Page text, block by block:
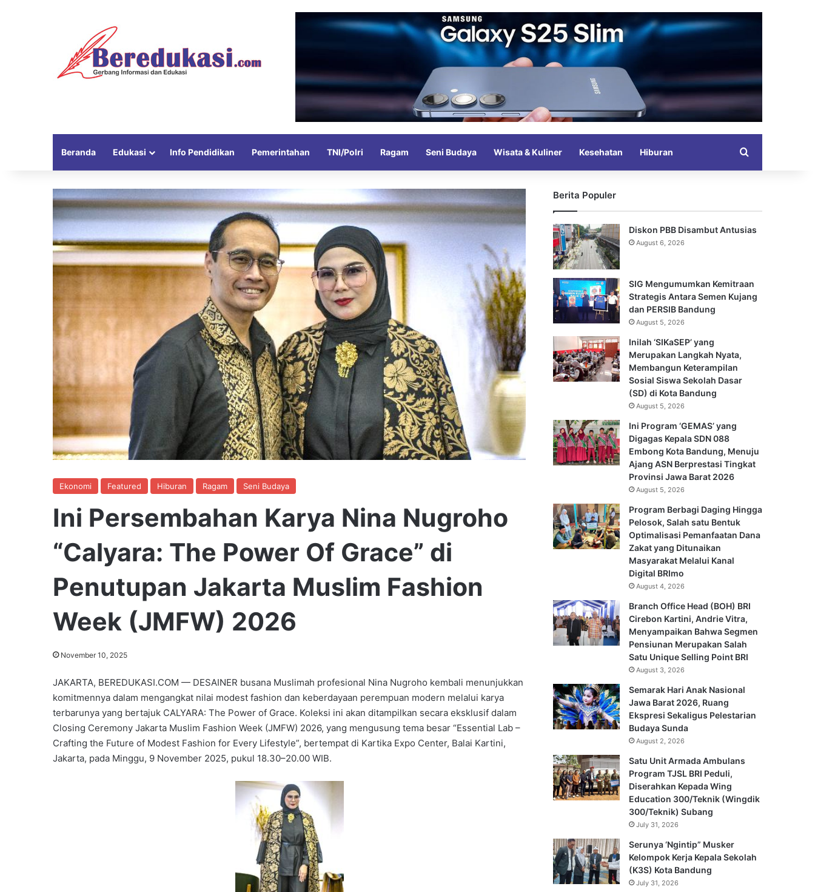
Beranda Edukasi Info Pendidikan Pemerintahan TNI/Polri Ragam Seni Budaya Wisata & Kuliner Kesehatan Hiburan
Ekonomi Featured Hiburan Ragam Seni Budaya
Ini Persembahan Karya Nina Nugroho
“Calyara: The Power Of Grace” di
Penutupan Jakarta Muslim Fashion
Week (JMFW) 2026
November 10, 2025
JAKARTA, BEREDUKASI.COM — DESAINER busana Muslimah profesional Nina Nugroho kembali menunjukkan
komitmennya dalam mengangkat nilai modest fashion dan keberdayaan perempuan modern melalui karya
terbarunya yang bertajuk CALYARA: The Power of Grace. Koleksi ini akan ditampilkan secara eksklusif dalam
Closing Ceremony Jakarta Muslim Fashion Week (JMFW) 2026, yang mengusung tema besar “Essential Lab –
Crafting the Future of Modest Fashion for Every Lifestyle”, bertempat di Kartika Expo Center, Balai Kartini,
Jakarta, pada Minggu, 9 November 2025, pukul 18.30–20.00 WIB.
Berita Populer
Diskon PBB Disambut Antusias
August 6, 2026
SIG Mengumumkan Kemitraan
Strategis Antara Semen Kujang
dan PERSIB Bandung
August 5, 2026
Inilah ‘SIKaSEP’ yang
Merupakan Langkah Nyata,
Membangun Keterampilan
Sosial Siswa Sekolah Dasar
(SD) di Kota Bandung
August 5, 2026
Ini Program ‘GEMAS’ yang
Digagas Kepala SDN 088
Embong Kota Bandung, Menuju
Ajang ASN Berprestasi Tingkat
Provinsi Jawa Barat 2026
August 5, 2026
Program Berbagi Daging Hingga
Pelosok, Salah satu Bentuk
Optimalisasi Pemanfaatan Dana
Zakat yang Ditunaikan
Masyarakat Melalui Kanal
Digital BRImo
August 4, 2026
Branch Office Head (BOH) BRI
Cirebon Kartini, Andrie Vitra,
Menyampaikan Bahwa Segmen
Pensiunan Merupakan Salah
Satu Unique Selling Point BRI
August 3, 2026
Semarak Hari Anak Nasional
Jawa Barat 2026, Ruang
Ekspresi Sekaligus Pelestarian
Budaya Sunda
August 2, 2026
Satu Unit Armada Ambulans
Program TJSL BRI Peduli,
Diserahkan Kepada Wing
Education 300/Teknik (Wingdik
300/Teknik) Subang
July 31, 2026
Serunya ‘Ngintip” Musker
Kelompok Kerja Kepala Sekolah
(K3S) Kota Bandung
July 31, 2026